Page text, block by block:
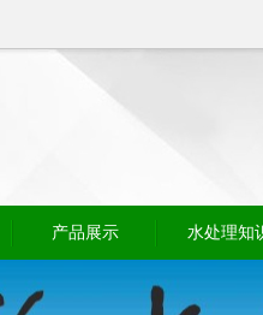
产品展示 水处理知